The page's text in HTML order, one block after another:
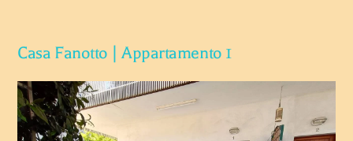
Casa Fanotto | Appartamento 1